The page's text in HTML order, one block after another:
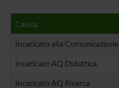
Carica
Incaricato alla Comunicazione
Incaricato AQ Didattica
Incaricato AQ Ricerca